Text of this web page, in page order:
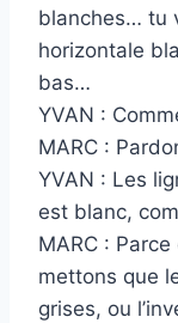
blanches… tu
horizontale
bas…
YVAN :
MARC :
YVAN : Les
est blanc,
MARC :
mettons que
grises, ou